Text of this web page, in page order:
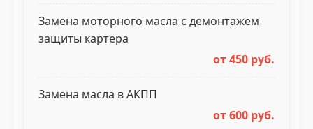
Замена моторного масла с демонтажем
защиты картера
от 450 руб.
Замена масла в АКПП
от 600 руб.